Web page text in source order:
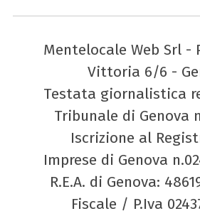
Mentelocale Web Srl -
Vittoria 6/6 -
Testata giornalistica
Tribunale di Genova
Iscrizione al
Imprese di Genova
R.E.A. di Genova:
Fiscale / P.Iva